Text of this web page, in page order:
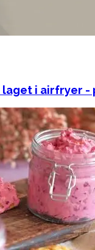
laget i airfryer